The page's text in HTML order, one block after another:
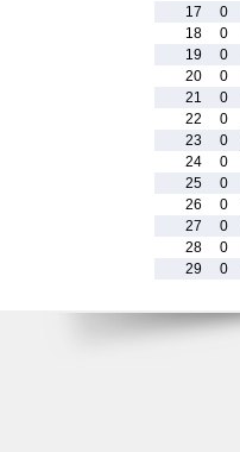
17
0
18
0
19
0
20
0
21
0
22
0
23
0
24
0
25
0
26
0
27
0
28
0
29
0